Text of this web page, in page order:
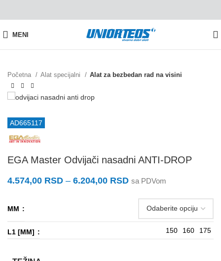
MENI
Početna Alat specijalni Alat za bezbedan rad na visini
AD665117
EGA Master Odvijači nasadni ANTI-DROP
4.574,00 RSD – 6.204,00 RSD sa PDVom
MM
L1 [MM] 150 160 175